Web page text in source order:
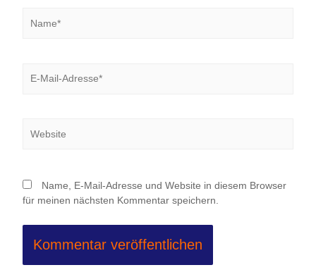
Mail-
Name, E-Mail-Adresse und Website in diesem Browser
für meinen nächsten Kommentar speichern.